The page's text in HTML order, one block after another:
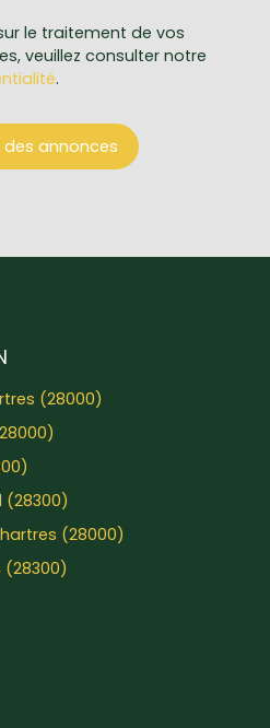
le traitement de vos
veuillez consulter notre
.
des annonces
(28000)
(28000)
(28300)